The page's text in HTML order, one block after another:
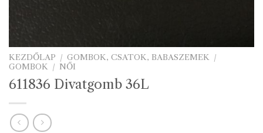
KEZDŐLAP / GOMBOK, CSATOK, BABASZEMEK /
GOMBOK / NŐI
611836 Divatgomb 36L